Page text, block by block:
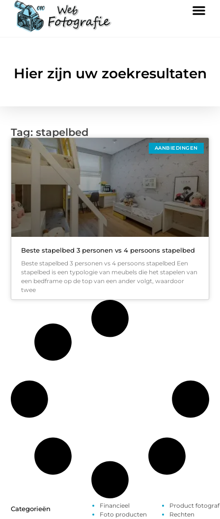
Hier zijn uw zoekresultaten
Tag: stapelbed
AANBIEDINGEN
Beste stapelbed 3 personen vs 4 persoons stapelbed
Beste stapelbed 3 personen vs 4 persoons stapelbed Een
stapelbed is een typologie van meubels die het stapelen van
een bedframe op de top van een ander volgt, waardoor
twee
Categorieën
Financieel
Foto producten
Product
Rechten